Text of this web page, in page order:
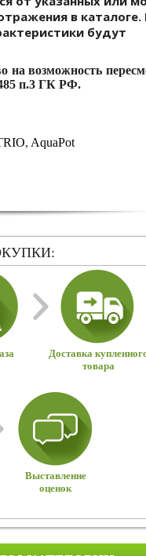
в каталоге.
будут
на возможность
485 п.3 ГК РФ.
, AquaPot
Доставка
товара
Выставление
оценок